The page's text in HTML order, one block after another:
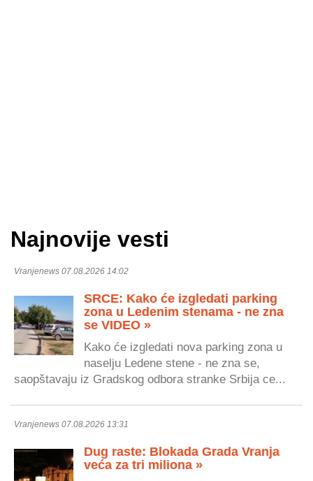
Najnovije vesti
Vranjenews 07.08.2026 14:02
SRCE: Kako će izgledati parking
zona u Ledenim stenama - ne zna
se VIDEO »
Kako će izgledati nova parking zona u
naselju Ledene stene - ne zna se,
saopštavaju iz Gradskog odbora stranke Srbija ce...
Vranjenews 07.08.2026 13:31
Dug raste: Blokada Grada Vranja
veća za tri miliona »